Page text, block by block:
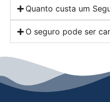
Quanto custa um
O seguro pode ser